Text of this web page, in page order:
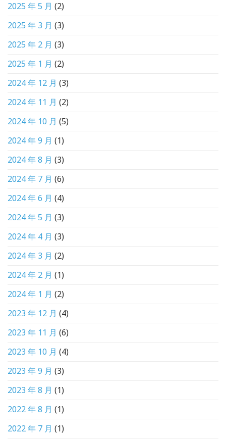
2025 年 5 月 (2)
2025 年 3 月 (3)
2025 年 2 月 (3)
2025 年 1 月 (2)
2024 年 12 月 (3)
2024 年 11 月 (2)
2024 年 10 月 (5)
2024 年 9 月 (1)
2024 年 8 月 (3)
2024 年 7 月 (6)
2024 年 6 月 (4)
2024 年 5 月 (3)
2024 年 4 月 (3)
2024 年 3 月 (2)
2024 年 2 月 (1)
2024 年 1 月 (2)
2023 年 12 月 (4)
2023 年 11 月 (6)
2023 年 10 月 (4)
2023 年 9 月 (3)
2023 年 8 月 (1)
2022 年 8 月 (1)
2022 年 7 月 (1)